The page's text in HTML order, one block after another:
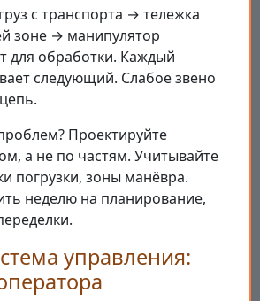
с транспорта → тележка
зоне → манипулятор
для обработки. Каждый
следующий. Слабое звено
Проектируйте
а не по частям. Учитывайте
погрузки, зоны манёвра.
неделю на планирование,
управления: